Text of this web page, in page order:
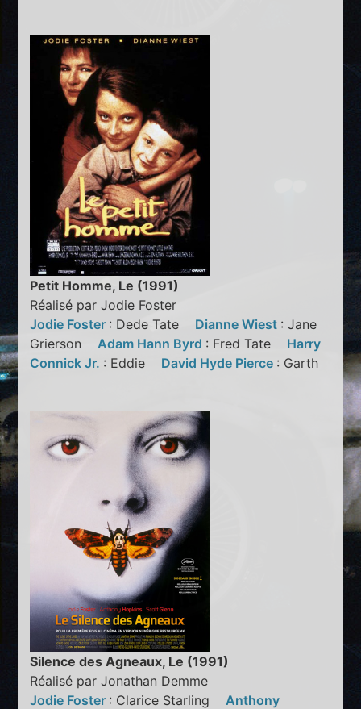
Petit Homme, Le (1991)
Réalisé par Jodie Foster
Jodie Foster : Dede Tate Dianne Wiest : Jane
Grierson Adam Hann Byrd : Fred Tate Harry
Connick Jr. : Eddie David Hyde Pierce : Garth
Silence des Agneaux, Le (1991)
Réalisé par Jonathan Demme
Jodie Foster : Clarice StarlingAnthony